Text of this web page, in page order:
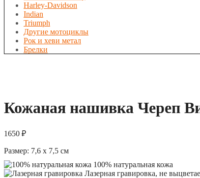
Harley-Davidson
Indian
Triumph
Другие мотоциклы
Рок и хеви метал
Брелки
Кожаная нашивка Череп
1650 ₽
Размер: 7,6 x 7,5 см
100% натуральная кожа
Лазерная гравировка, не